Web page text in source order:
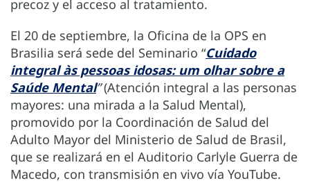
precoz y el acceso al tratamiento.
El 20 de septiembre, la Oficina de la OPS en
Brasilia será sede del Seminario “Cuidado
integral às pessoas idosas: um olhar sobre a
Saúde Mental”(Atención integral a las personas
mayores: una mirada a la Salud Mental),
promovido por la Coordinación de Salud del
Adulto Mayor del Ministerio de Salud de Brasil,
que se realizará en el Auditorio Carlyle Guerra de
Macedo, con transmisión en vivo vía YouTube.